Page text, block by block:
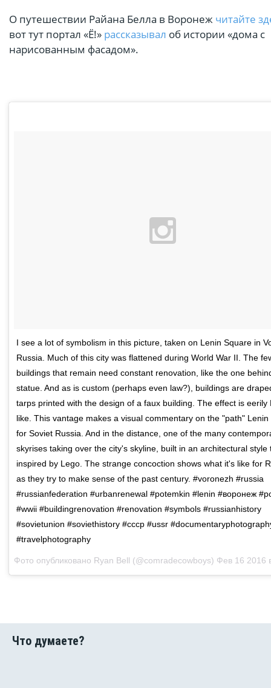
О путешествии Райана Белла в Воронеж читайте
вот тут портал «Ё!» рассказывал об истории «дома с
нарисованным фасадом».
I see a lot of symbolism in this picture, taken on Lenin Square in
Russia. Much of this city was flattened during World War II. The
buildings that remain need constant renovation, like the one
statue. And as is custom (perhaps even law?), buildings are
tarps printed with the design of a faux building. The effect is eerily
like. This vantage makes a visual commentary on the "path" Lenin
for Soviet Russia. And in the distance, one of the many
skyrises taking over the city's skyline, built in an architectural style
inspired by Lego. The strange concoction shows what it's like for
as they try to make sense of the past century. #voronezh #russia
#russianfederation #urbanrenewal #potemkin #lenin #воронеж
#wwii #buildingrenovation #renovation #symbols #russianhistory
#sovietunion #soviethistory #ссср #ussr
#travelphotography
Фото опубликовано Ryan Bell (@comradecowboys) Фев 16 2016